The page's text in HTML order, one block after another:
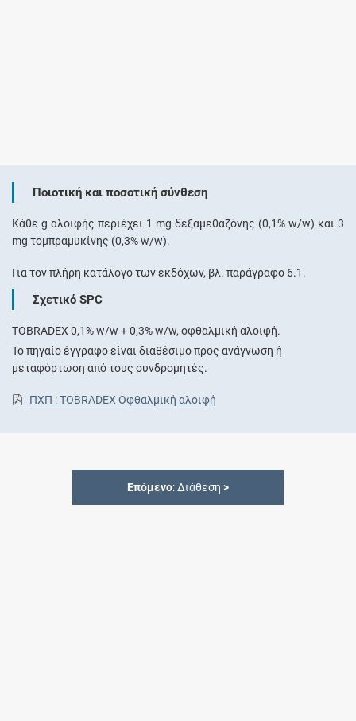
Ποιοτική και ποσοτική σύνθεση
Κάθε g αλοιφής περιέχει 1 mg δεξαμεθαζόνης (0,1% w/w) και 3
mg τομπραμυκίνης (0,3% w/w).
Για τον πλήρη κατάλογο των εκδόχων, βλ. παράγραφο 6.1.
Σχετικό SPC
TOBRADEX 0,1% w/w + 0,3% w/w, οφθαλμική αλοιφή.
Το πηγαίο έγγραφο είναι διαθέσιμο προς ανάγνωση ή
μεταφόρτωση από τους συνδρομητές.
ΠΧΠ : TOBRADEX Οφθαλμική αλοιφή
Επόμενο: Διάθεση >